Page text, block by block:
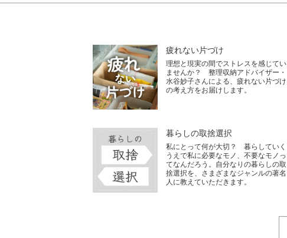
疲れない片づけ
理想と現実の間でストレスを感じてい
ませんか？ 整理収納アドバイザー・
水谷妙子さんによる、疲れない片づけ
の考え方をお届けします。
暮らしの取捨選択
私にとって何が大切？ 暮らしていく
うえで私に必要なモノ、不要なモノっ
てなんだろう。自分なりの暮らしの取
捨選択を、さまざまなジャンルの著名
人に教えていただきます。